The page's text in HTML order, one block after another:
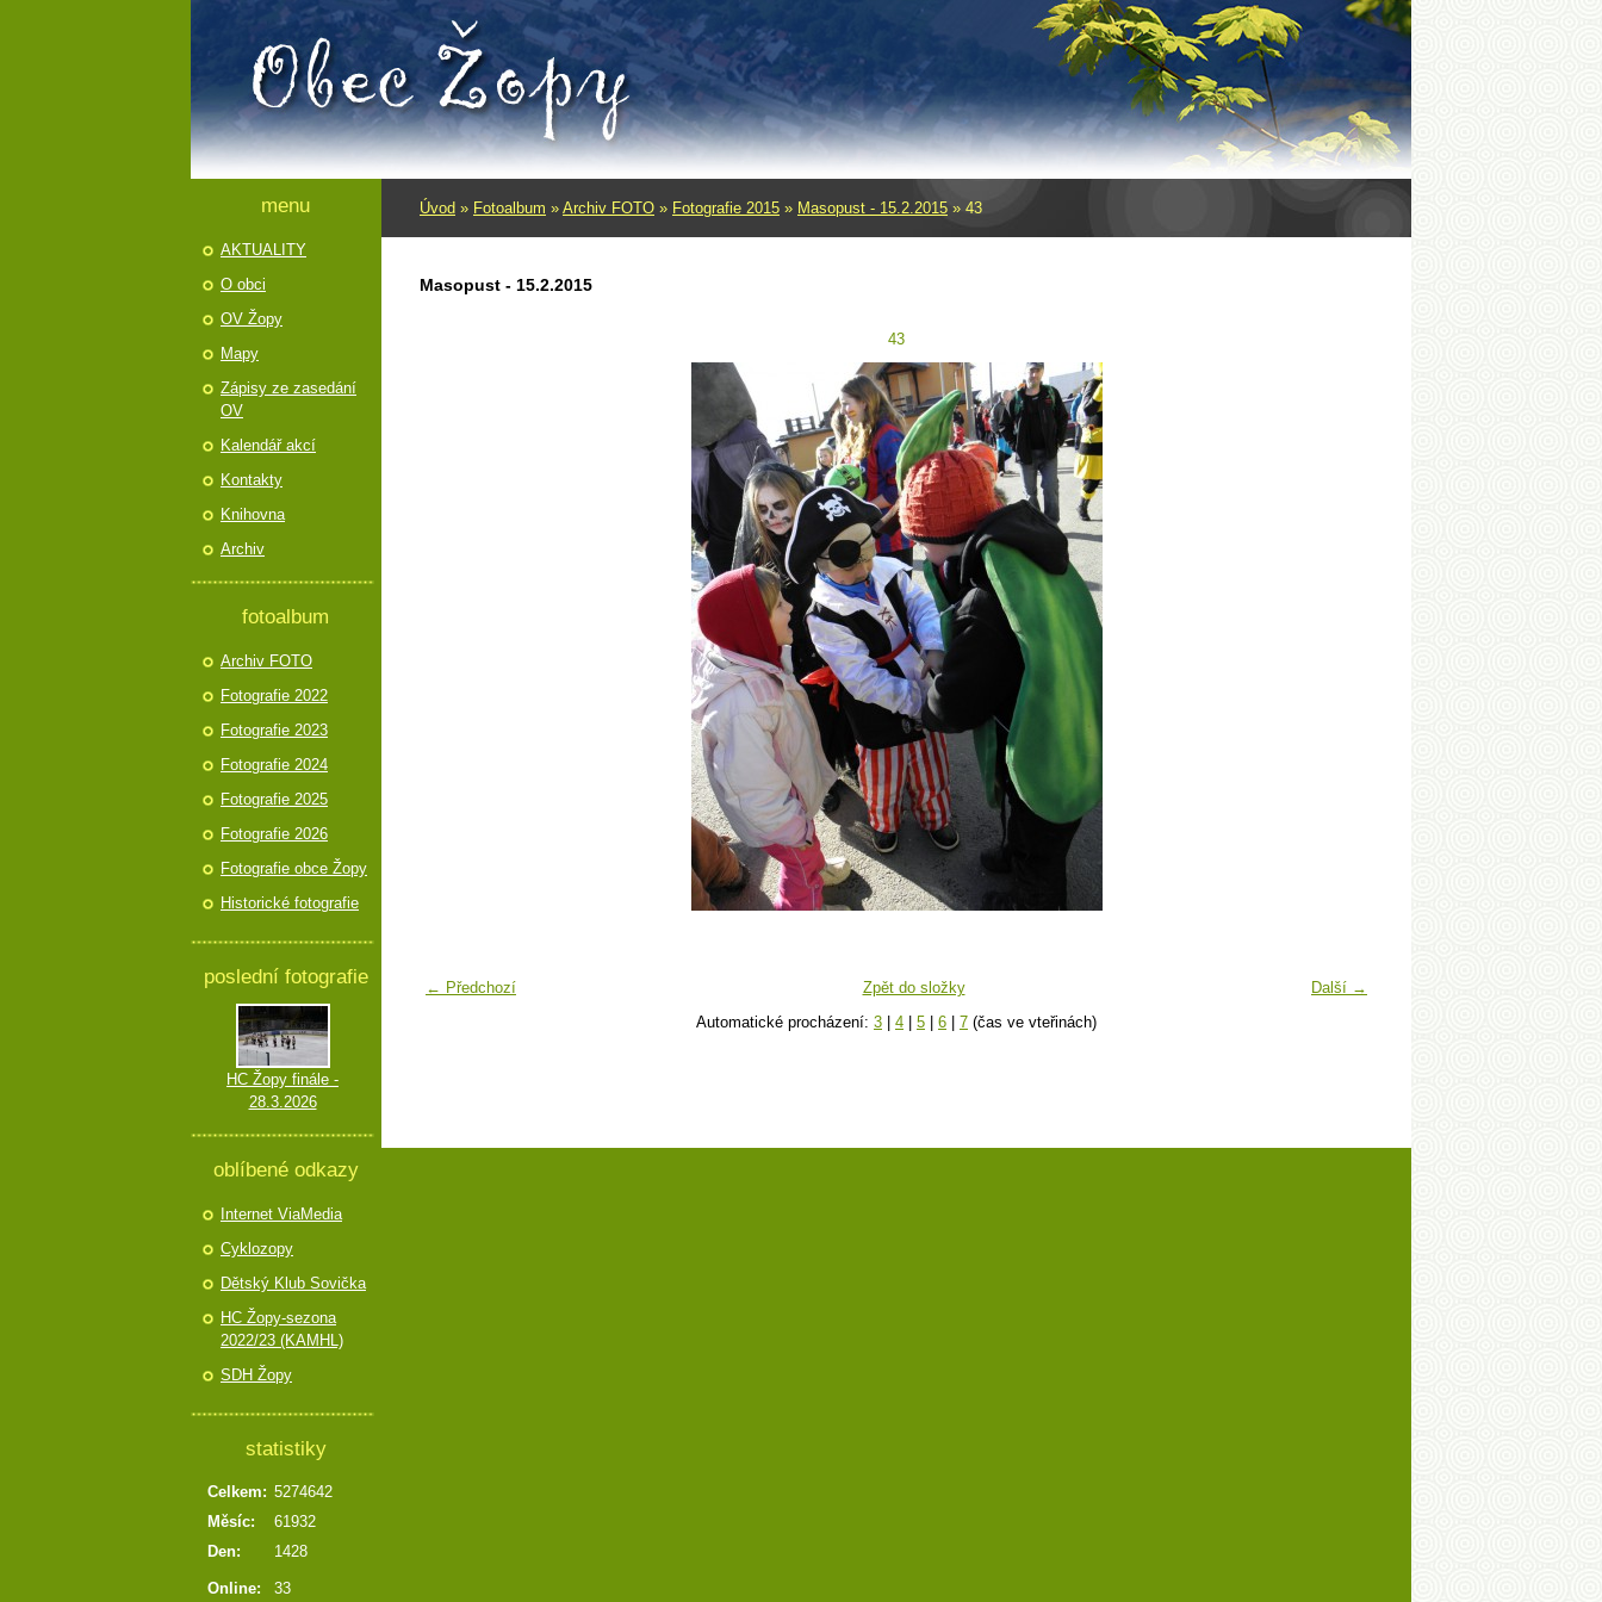
Úvod » Fotoalbum » Archiv FOTO » Fotografie 2015 » Masopust - 15.2.2015 » 43
Masopust - 15.2.2015
43
← Předchozí Další →
Zpět do složky
Automatické procházení: 3 4 5 6 7 (čas ve vteřinách)
menu
AKTUALITY
O obci
OV Žopy
Mapy
Zápisy ze zasedání
OV
Kalendář akcí
Kontakty
Knihovna
Archiv
fotoalbum
Archiv FOTO
Fotografie 2022
Fotografie 2023
Fotografie 2024
Fotografie 2025
Fotografie 2026
Fotografie obce Žopy
Historické fotografie
poslední fotografie
HC Žopy finále -
28.3.2026
oblíbené odkazy
Internet ViaMedia
Cyklozopy
Dětský Klub Sovička
HC Žopy-sezona
2022/23 (KAMHL)
SDH Žopy
statistiky
Online: 33
Celkem: 5274642
Měsíc:
61932
Den:
1428